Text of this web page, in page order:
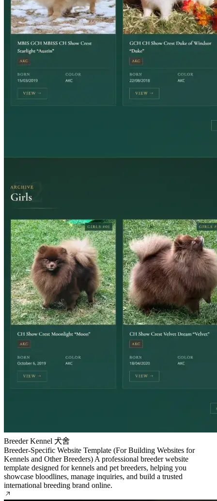
Breeder Kennel 犬舍
Breeder-Specific Website Template (For Building Websites for
Kennels and Other Breeders) A professional breeder website
template designed for kennels and pet breeders, helping you
showcase bloodlines, manage inquiries, and build a trusted
international breeding brand online.